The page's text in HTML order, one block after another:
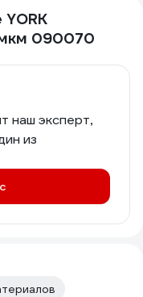
090070
наш эксперт,
из